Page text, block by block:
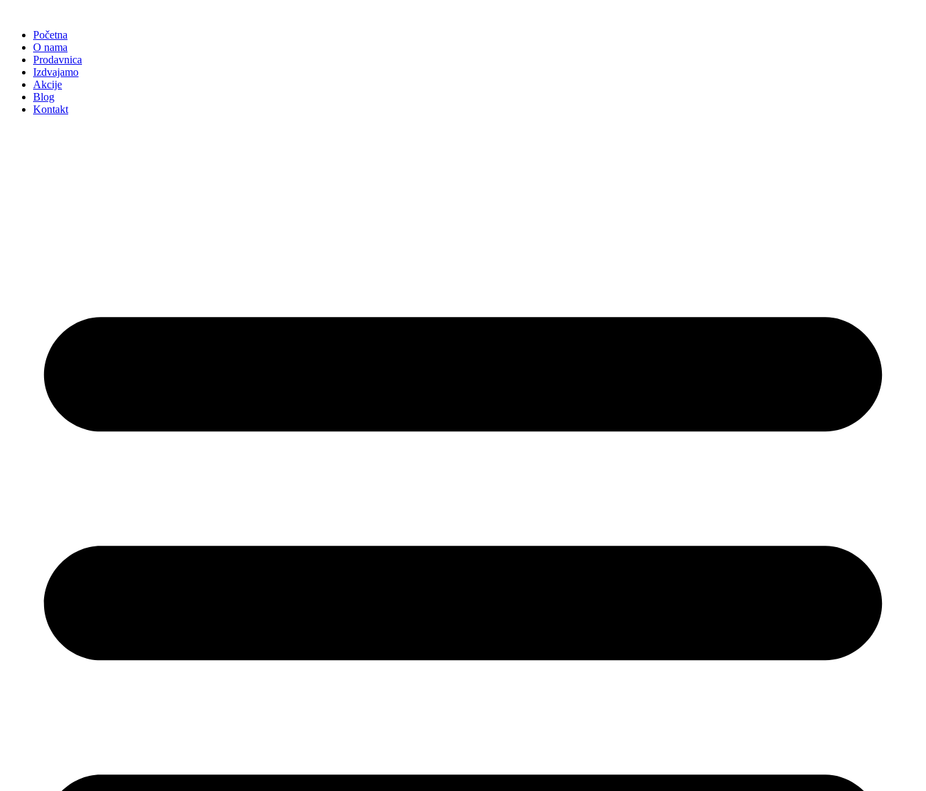
sadržajPočetna
O nama
Prodavnica
Izdvajamo
Akcije
Blog
Kontakt